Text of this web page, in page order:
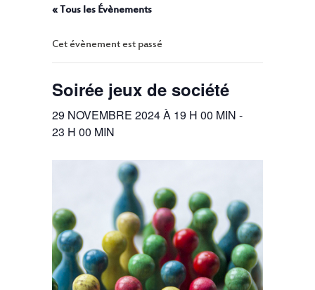
« Tous les Évènements
Cet évènement est passé
Soirée jeux de société
29 NOVEMBRE 2024 À 19 H 00 MIN -
23 H 00 MIN